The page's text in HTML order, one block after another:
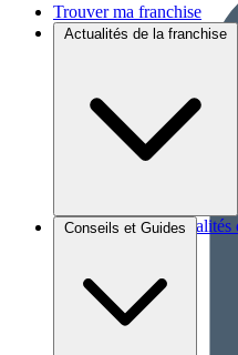
Trouver ma franchise
Actualités de la franchise
Brèves et actus Actualités
Conseils et Guides